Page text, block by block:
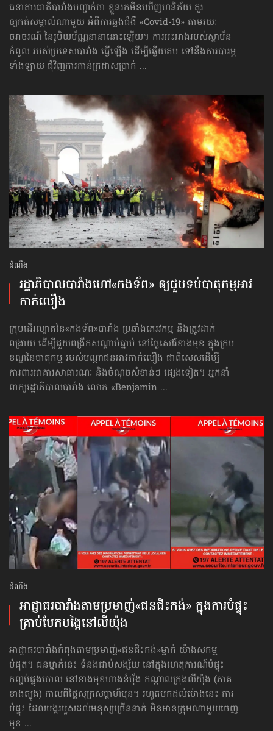
ធនាគារ​ជាតិ​បារាំង​បញ្ជាក់ថា ខ្លួនរកមិនឃើញហនិភ័យ គួរ
ឲ្យកត់សម្គាល់ណាមួយ អំពី​ការឆ្លងជំងឺ «Covid-19» តាមរយៈ
ចរាចរណ៍ នៃរូបិយប័ណ្ណនានានោះឡើយ។ ការអះអាង​​របស់ស្ថាប័ន
កំពូល របស់ប្រទេសបារាំង ធ្វើឡើង ដើម្បីឆ្លើយតប ទៅនឹង​ការបារម្ភ​
ទាំងឡាយ ជុំវិញការកាន់ក្រដាសប្រាក់ ...
ដំណឹង
រដ្ឋាភិបាល​បារាំង​ហៅ​«កងទ័ព» ឲ្យជួប​ទប់​បាតុកម្ម​អាវ
កាក់​លឿង
ក្រុមដើរល្បាតនៃ«កងទ័ព»បារាំង ប្រឆាំងភេរវកម្ម នឹងត្រូវដាក់
ពង្រាយ ដើម្បីជួយពង្រឹកសណ្ដាប់ធ្នាប់ នៅថ្ងៃសៅរ៍ខាងមុខ ក្នុងក្រប
ខណ្ឌនៃបាតុកម្ម របស់បណ្ដាជនអាវកាក់លឿង ជាពិសេសដើម្បី
ការពារអាគារសាធារណៈ និងចំណុចសំខាន់ៗ ផ្សេងទៀត។ អ្នកនាំ
ពាក្យរដ្ឋាភិបាលបារាំង លោក «Benjamin ...
ដំណឹង
អាជ្ញាធរបារាំង​តាមប្រមាញ់​«ជនជិះកង់» ក្នុង​ការបំផ្ទុះ​
គ្រាប់បែក​បង្កៃ​នៅលីយ៉ុង
អាជ្ញាធរបារាំង​កំពុងតាមប្រមាញ់​«ជនជិះកង់»​ម្នាក់ យ៉ាងសកម្ម​
បំផុត។ ជនម្នាក់នេះ ទំនងជាប់សង្ស័យ នៅក្នុងហេតុការណ៍បំផ្ទុះ
កញ្ចប់ផ្លុងចោល នៅខាងមុខហាងនំប៉័ង កណ្ដាលក្រុងលីយ៉ុង (ភាគ
ខាងត្បូង) កាលពីថ្ងៃសុក្រសប្ដាហ៍មុន។ រហូតមកដល់ម៉ោងនេះ ការ
បំផ្ទុះ ដែលបង្ករបួសដល់មនុស្សច្រើននាក់ មិនមានក្រុមណាមួយចេញ
មុខ ...